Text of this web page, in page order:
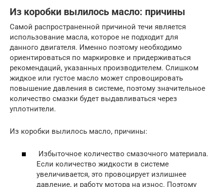
Из коробки вылилось масло: причины
Самой распространенной причиной течи является
использование масла, которое не подходит для
данного двигателя. Именно поэтому необходимо
ориентироваться по маркировке и придерживаться
рекомендаций, указанных производителем. Слишком
жидкое или густое масло может спровоцировать
повышение давления в системе, поэтому значительное
количество смазки будет выдавливаться через
уплотнители.
Из коробки вылилось масло, причины:
Избыточное количество смазочного материала.
Если количество жидкости в системе
увеличивается, это провоцирует излишнее
давление, и работу мотора на износ. Поэтому